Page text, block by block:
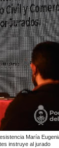
María
instruye al jurado